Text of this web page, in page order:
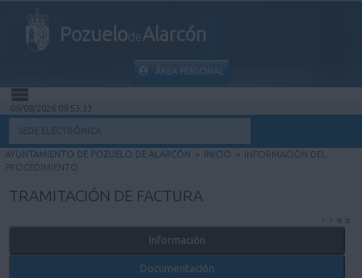
PozuelodeAlarcón
ÁREA PERSONAL
INICIO
INFORMACIÓN PÚBLICA
MI CARPETA
INFORMACIÓN MUNICIPAL
09/08/2026 09:53:33
SEDE ELECTRÓNICA
AYUNTAMIENTO DE POZUELO DE ALARCÓN > INICIO > INFORMACIÓN DEL
PROCEDIMIENTO
TRAMITACIÓN DE FACTURA
Información
Documentación